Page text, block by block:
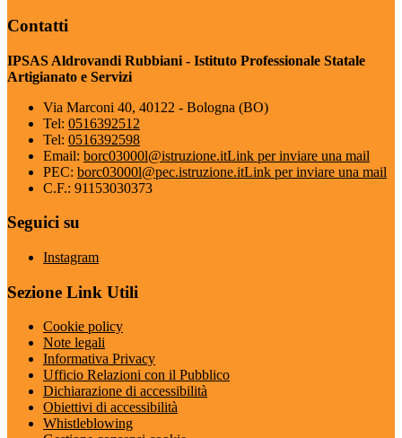
Contatti
IPSAS Aldrovandi Rubbiani - Istituto Professionale Statale
Artigianato e Servizi
Via Marconi 40, 40122 - Bologna (BO)
Tel: 0516392512
Tel: 0516392598
Email: borc03000l@istruzione.itLink per inviare una mail
PEC: borc03000l@pec.istruzione.itLink per inviare una mail
C.F.: 91153030373
Seguici su
Instagram
Sezione Link Utili
Cookie policy
Note legali
Informativa Privacy
Ufficio Relazioni con il Pubblico
Dichiarazione di accessibilità
Obiettivi di accessibilità
Whistleblowing